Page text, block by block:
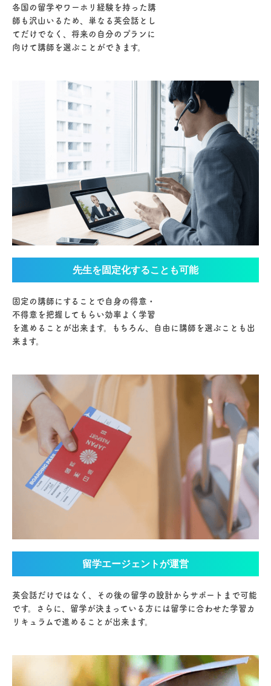
各国の留学やワーホリ経験を持った講
師も沢山いるため、単なる英会話とし
てだけでなく、将来の自分のプランに
向けて講師を選ぶことができます。
先生を固定化することも可能
固定の講師にすることで自身の得意・
不得意を把握してもらい効率よく学習
を進めることが出来ます。もちろん、自由に講師を選ぶことも出
来ます。
留学エージェントが運営
英会話だけではなく、その後の留学の設計からサポートまで可能
です。さらに、留学が決まっている方には留学に合わせた学習カ
リキュラムで進めることが出来ます。